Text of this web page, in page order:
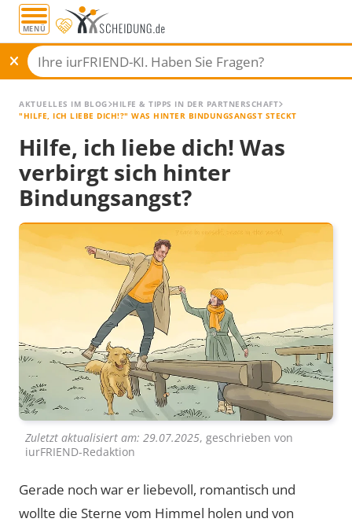
MENÜ
AKTUELLES IM BLOG HILFE & TIPPS IN DER PARTNERSCHAFT
"HILFE, ICH LIEBE DICH!?" WAS HINTER BINDUNGSANGST STECKT
Hilfe, ich liebe dich! Was
verbirgt sich hinter
Bindungsangst?
Zuletzt aktualisiert am: 29.07.2025, geschrieben von
iurFRIEND-Redaktion
Gerade noch war er liebevoll, romantisch und
wollte die Sterne vom Himmel holen und von